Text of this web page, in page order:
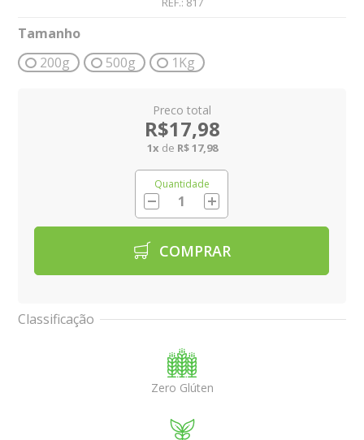
Tamanho
200g
500g 1Kg
R$17,98
1x de R$ 17,98
Quantidade
COMPRAR
Classificação
Zero Glúten